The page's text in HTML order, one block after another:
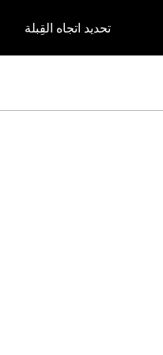
تحديد اتجاه القِبلة